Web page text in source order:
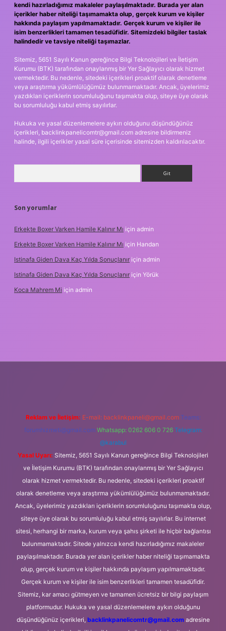
kendi hazırladığımız makaleler paylaşılmaktadır. Burada yer alan
içerikler haber niteliği taşımamakta olup, gerçek kurum ve kişiler
hakkında paylaşım yapılmamaktadır. Gerçek kurum ve kişiler ile
isim benzerlikleri tamamen tesadüfidir. Sitemizdeki bilgiler taslak
halindedir ve tavsiye niteliği taşımazlar.
Sitemiz, 5651 Sayılı Kanun gereğince Bilgi Teknolojileri ve İletişim
Kurumu (BTK) tarafından onaylanmış bir Yer Sağlayıcı olarak hizmet
vermektedir. Bu nedenle, sitedeki içerikleri proaktif olarak denetleme
veya araştırma yükümlülüğümüz bulunmamaktadır. Ancak, üyelerimiz
yazdıkları içeriklerin sorumluluğunu taşımakta olup, siteye üye olarak
bu sorumluluğu kabul etmiş sayılırlar.
Hukuka ve yasal düzenlemelere aykırı olduğunu düşündüğünüz
içerikleri, backlinkpanelicomtr@gmail.com adresine bildirmeniz
halinde, ilgili içerikler yasal süre içerisinde sitemizden kaldırılacaktır.
Son yorumlar
Erkekte Boxer Varken Hamile Kalınır Mı için admin
Erkekte Boxer Varken Hamile Kalınır Mı için Handan
Istinafa Giden Dava Kaç Yılda Sonuçlanır için admin
Istinafa Giden Dava Kaç Yılda Sonuçlanır için Yörük
Koca Mahrem Mi için admin
Reklam ve İletişim: E-mail: backlinkpaneli@gmail.com Teams:
forumhizmeti@gmail.com Whatsapp: 0262 606 0 726 Telegram:
@karabul
Yasal Uyarı: Sitemiz, 5651 Sayılı Kanun gereğince Bilgi Teknolojileri
ve İletişim Kurumu (BTK) tarafından onaylanmış bir Yer Sağlayıcı
olarak hizmet vermektedir. Bu nedenle, sitedeki içerikleri proaktif
olarak denetleme veya araştırma yükümlülüğümüz bulunmamaktadır.
Ancak, üyelerimiz yazdıkları içeriklerin sorumluluğunu taşımakta olup,
siteye üye olarak bu sorumluluğu kabul etmiş sayılırlar. Bu internet
sitesi, herhangi bir marka, kurum veya şahıs şirketi ile hiçbir bağlantısı
bulunmamaktadır. Sitede yalnızca kendi hazırladığımız makaleler
paylaşılmaktadır. Burada yer alan içerikler haber niteliği taşımamakta
olup, gerçek kurum ve kişiler hakkında paylaşım yapılmamaktadır.
Gerçek kurum ve kişiler ile isim benzerlikleri tamamen tesadüfidir.
Sitemiz, kar amacı gütmeyen ve tamamen ücretsiz bir bilgi paylaşım
platformudur. Hukuka ve yasal düzenlemelere aykırı olduğunu
düşündüğünüz içerikleri, backlinkpanelicomtr@gmail.comadresine